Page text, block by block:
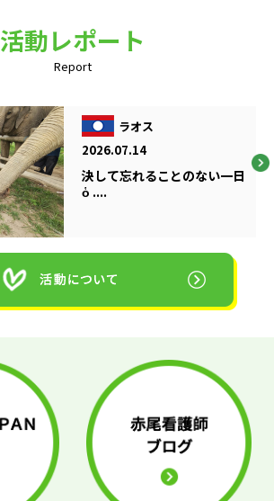
活動レポート
Report
ラオス
2026.07.14
決して忘れることのない一日
ὁ ....